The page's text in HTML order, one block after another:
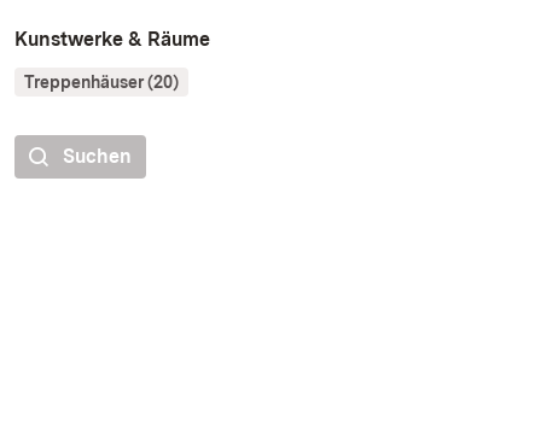
Kunstwerke & Räume
Treppenhäuser (20)
Suchen